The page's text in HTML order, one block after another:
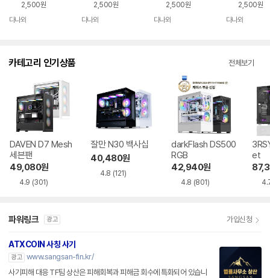
2,500원
다나와
2,500원
다나와
2,500원
다나와
2,500원
다나와
카테고리 인기상품 전체보기
DAVEN D7 Mesh
세븐팬
49,080원
4.9 (301)
잘만 N30 백사십
40,480원
4.8 (121)
darkFlash DS500
RGB
42,940원
4.8 (801)
et
파워링크 광고 가입신청
ATXCOIN 사칭 사기
광고 www.sangsan-fin.kr/
사기피해 대응 TF팀 상산은 피해회복과 피해금 회수에 특화되어 있습니